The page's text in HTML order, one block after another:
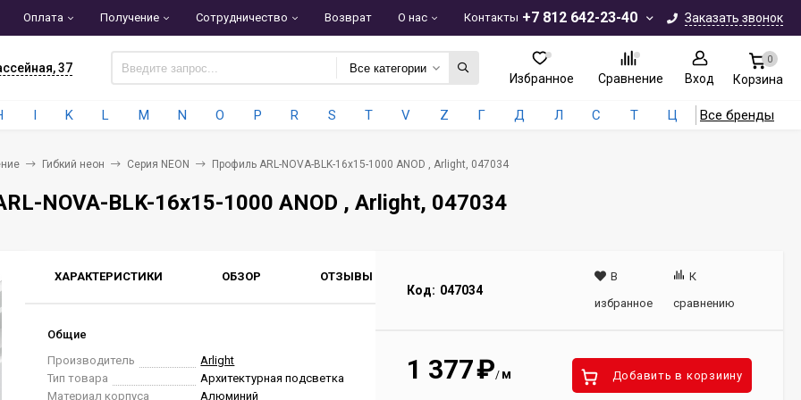
+7 812 642-23-40 Заказать звонок
Оплата Получение Сотрудничество Возврат О нас Контакты
37 Все категории
Избранное Сравнение Вход
0
Корзина
I K L M N O P R S T V Z Г Д Л С Т Ц Все бренды
Гибкий неон Серия NEON Профиль ARL-NOVA-BLK-16x15-1000 ANOD , Arlight, 047034
NOVA-BLK-16x15-1000 ANOD , Arlight, 047034
ХАРАКТЕРИСТИКИ ОБЗОР ОТЗЫВЫ
Общие
Производитель
Arlight
Тип товара
Архитектурная подсветка
Материал корпуса
Алюминий
Код: 047034
В
избранное
К
сравнению
1 377₽/ м Добавить в корзиину